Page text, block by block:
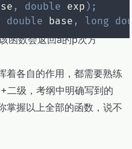
, double exp ) ;
double base , long
函数会返回a的p次方
着各自的作用，都需要熟练
二级，考纲中明确写到的
掌握以上全部的函数，说不